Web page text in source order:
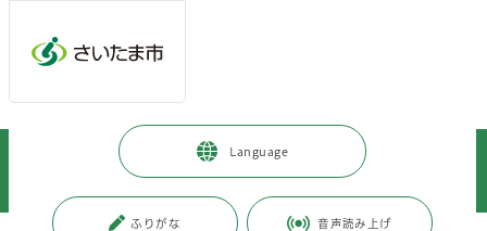
Language
ふりがな 音声読み上げ
健康・医療・福祉 > 健康・医療
インフルエンザ・感染症